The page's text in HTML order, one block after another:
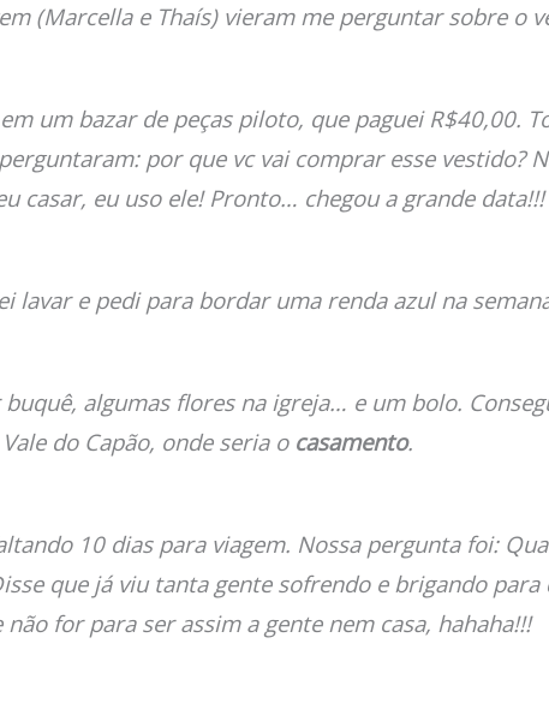
(Marcella e Thaís) vieram me perguntar sobre
um bazar de peças piloto, que paguei R$40,00.
por que vc vai comprar esse vestido?
casar, eu uso ele! Pronto… chegou a grande data!!!
lavar e pedi para bordar uma renda azul na
algumas flores na igreja… e um bolo.
do Capão, onde seria o casamento.
10 dias para viagem. Nossa pergunta foi:
que já viu tanta gente sofrendo e brigando
for para ser assim a gente nem casa, hahaha!!!